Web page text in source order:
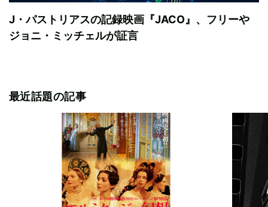
J・パストリアスの記録映画『JACO』、フリーや
ジョニ・ミッチェルが証言
最近話題の記事